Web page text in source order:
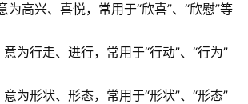
为高兴、喜悦，常用于“欣喜”、“欣慰”等
意为行走、进行，常用于“行动”、“行为”
意为形状、形态，常用于“形状”、“形态”